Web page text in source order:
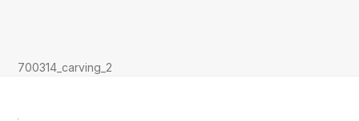
700314_carving_2